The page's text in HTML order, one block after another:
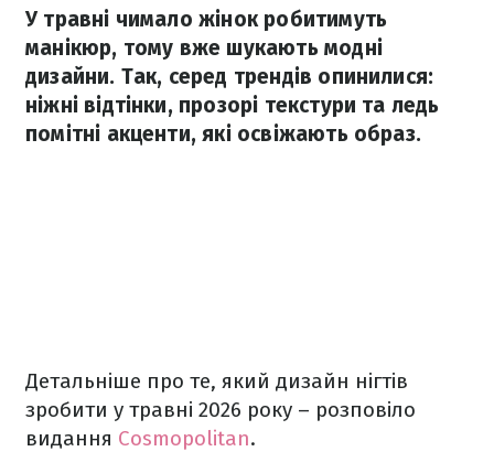
У травні чимало жінок робитимуть
манікюр, тому вже шукають модні
дизайни. Так, серед трендів опинилися:
ніжні відтінки, прозорі текстури та ледь
помітні акценти, які освіжають образ.
Детальніше про те, який дизайн нігтів
зробити у травні 2026 року – розповіло
видання Cosmopolitan.